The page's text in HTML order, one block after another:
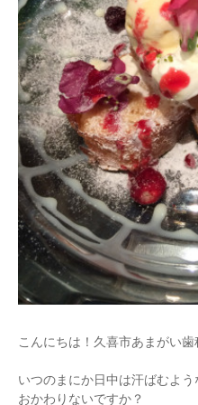
こんにちは！久喜市あまがい歯
いつのまにか日中は汗ばむよ
おかわりないですか？